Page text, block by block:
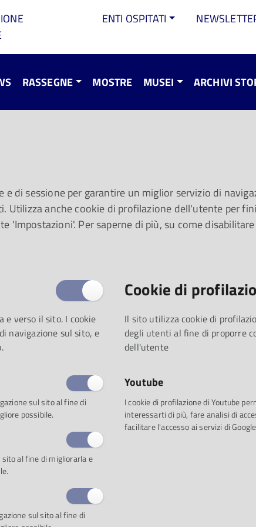
ENTI OSPITATI
RASSEGNE MOSTRE MUSEI ARCHIVI
#173.
5 febbraio
Coldplay e, per i più piccoli, pennelli e colori canterini
proprio pubblico la seguente
Proposta 1: 24 Préludes
La raccolta dei ventiquattro
celebri capolavori della
Ma dopo poche settimane felici il compositore si
fine imminente. Chopin si trasferì per le cure in una
di sessione per garantire un miglior servizio di
Utilizza anche cookie di profilazione dell'utente per
'Impostazioni'. Per saperne di più, su come
e verso il sito. I cookie
navigazione sul sito, e
sul sito al fine di
possibile.
al fine di migliorarla e
sul sito al fine di
Cookie di
Il sito utilizza cookie di
degli utenti al fine di proporre
dell'utente
Youtube
I cookie di profilazione di Youtube
interessarti di più, fare analisi di
facilitare l'accesso ai servizi di